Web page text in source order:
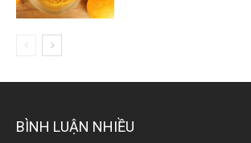
BÌNH LUẬN NHIỀU